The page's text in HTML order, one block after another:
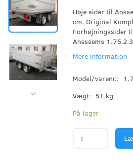
Høje sider til
cm. Original
Forhøjningssider
Ansssems
Mere information
Model/varenr.:
Vægt: 51 kg
På lager